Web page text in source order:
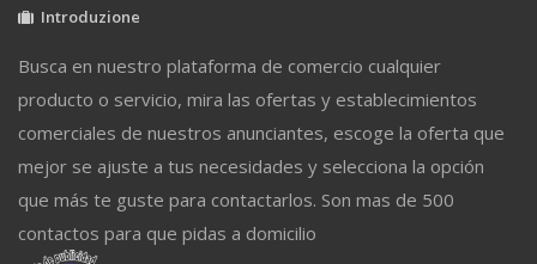
Introduzione
Busca en nuestro plataforma de comercio cualquier
producto o servicio, mira las ofertas y establecimientos
comerciales de nuestros anunciantes, escoge la oferta que
mejor se ajuste a tus necesidades y selecciona la opción
que más te guste para contactarlos. Son mas de 500
contactos para que pidas a domicilio